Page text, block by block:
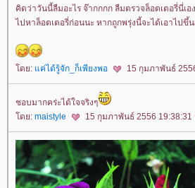
คิดว่าวันนี้ลืมอะไร จ๊ากกกก ลืมตรวจล็อตเตอรี่นี่เอง
ไปหาล็อตเตอรี่ก่อนนะ หากถูกพรุ่งนี้จะได้เอาไปขึ้น
ดย: ค่ได้รู้จัก_ก็เพียงพอ 15 กุมภาพันธ์
ชอบมากคร่ะได้ใจจริงๆ
ดย: maistyle 15 กุมภาพันธ์ 2556 19:38:31